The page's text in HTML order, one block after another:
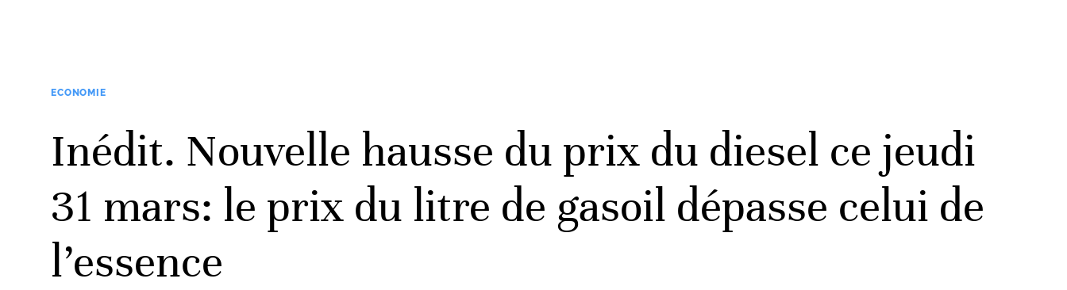
ECONOMIE
Inédit. Nouvelle hausse du prix du diesel ce jeudi
31 mars: le prix du litre de gasoil dépasse celui de
l’essence